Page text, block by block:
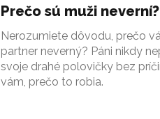
Prečo sú muži neverní?
Nerozumiete dôvodu, prečo
partner neverný? Páni nikdy
svoje drahé polovičky bez
vám, prečo to robia.